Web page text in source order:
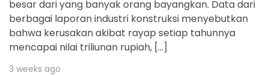
besar dari yang banyak orang bayangkan. Data dari
berbagai laporan industri konstruksi menyebutkan
bahwa kerusakan akibat rayap setiap tahunnya
mencapai nilai triliunan rupiah, […]
3 weeks ago